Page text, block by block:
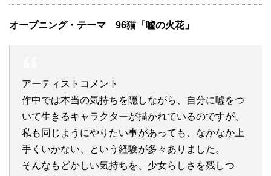
オープニング・テーマ 96猫「嘘の火花」
アーティストコメント
作中では本当の気持ちを隠しながら、自分に嘘をつ
いて生きるキャラクターが描かれているのですが、
私も同じようにやりたい事があっても、なかなか上
手くいかない、という経験が多々ありました。
そんなもどかしい気持ちを、少女らしさを残しつ